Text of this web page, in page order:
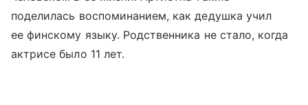
поделилась воспоминанием, как дедушка учил
ее финскому языку. Родственника не стало, когда
актрисе было 11 лет.